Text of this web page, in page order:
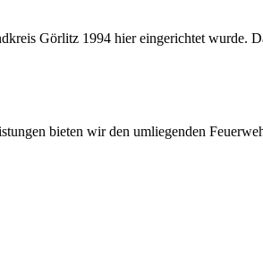
Görlitz 1994 hier eingerichtet wurde.
bieten wir den umliegenden